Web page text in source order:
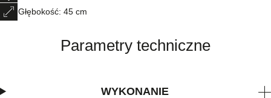
Głębokość: 45 cm
Parametry techniczne
WYKONANIE